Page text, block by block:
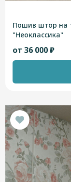
Пошив штор на
"Неоклассика"
от 36 000 ₽